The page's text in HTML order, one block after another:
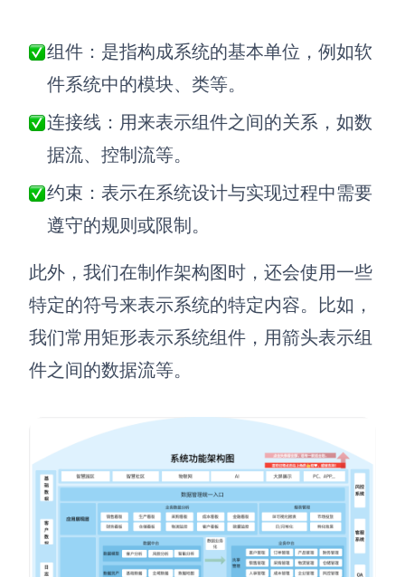
私有化部署
管理功能定制 · 专业部署方案
客户案例
用boardmix提升团队协作效率
满足企业级团队协作和管理需求
获取详细功能指南和技术支持
知识分享社区
探索创意灵感与高效协作技巧
组件：是指构成系统的基本单位，例如软
件系统中的模块、类等。
连接线：用来表示组件之间的关系，如数
据流、控制流等。
约束：表示在系统设计与实现过程中需要
遵守的规则或限制。
此外，我们在制作架构图时，还会使用一些
特定的符号来表示系统的特定内容。比如，
我们常用矩形表示系统组件，用箭头表示组
件之间的数据流等。